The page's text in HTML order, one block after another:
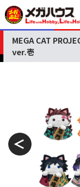
MEGA CAT
ver.壱